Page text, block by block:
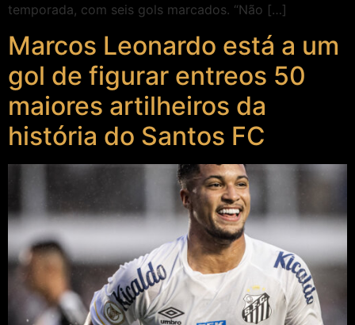
temporada, com seis gols marcados. “Não […]
Marcos Leonardo está a um
gol de figurar entreos 50
maiores artilheiros da
história do Santos FC